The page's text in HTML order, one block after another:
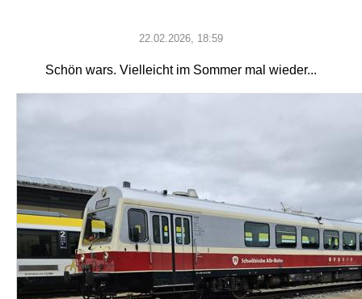
22.02.2026, 18:59
Schön wars. Vielleicht im Sommer mal wieder...